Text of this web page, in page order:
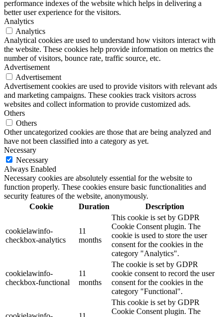
performance indexes of the website which helps in delivering a
better user experience for the visitors.
Analytics
Analytics
Analytical cookies are used to understand how visitors interact with
the website. These cookies help provide information on metrics the
number of visitors, bounce rate, traffic source, etc.
Advertisement
Advertisement
Advertisement cookies are used to provide visitors with relevant ads
and marketing campaigns. These cookies track visitors across
websites and collect information to provide customized ads.
Others
Others
Other uncategorized cookies are those that are being analyzed and
have not been classified into a category as yet.
Necessary
Necessary
Always Enabled
Necessary cookies are absolutely essential for the website to
function properly. These cookies ensure basic functionalities and
security features of the website, anonymously.
Cookie
Duration Description
cookielawinfo-
checkbox-analytics
11
months
This cookie is set by GDPR
Cookie Consent plugin. The
cookie is used to store the user
consent for the cookies in the
category "Analytics".
cookielawinfo-
checkbox-functional
11
months
The cookie is set by GDPR
cookie consent to record the user
consent for the cookies in the
category "Functional".
This cookie is set by GDPR
Cookie Consent plugin. The